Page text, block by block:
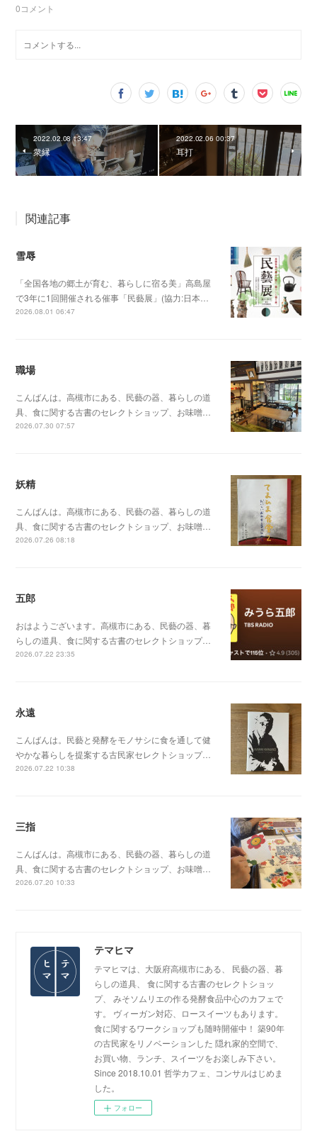
0コメント
2022.02.08 13:47
衆縁
2022.02.06 00:37
耳打
関連記事
雪辱
「全国各地の郷土が育む、暮らしに宿る美」高島屋
で3年に1回開催される催事「民藝展」(協力:日本…
2026.08.01 06:47
職場
こんばんは。高槻市にある、民藝の器、暮らしの道
具、食に関する古書のセレクトショップ、お味噌…
2026.07.30 07:57
妖精
こんばんは。高槻市にある、民藝の器、暮らしの道
具、食に関する古書のセレクトショップ、お味噌…
2026.07.26 08:18
五郎
おはようございます。高槻市にある、民藝の器、暮
らしの道具、食に関する古書のセレクトショップ…
2026.07.22 23:35
永遠
こんばんは。民藝と発酵をモノサシに食を通して健
やかな暮らしを提案する古民家セレクトショップ…
2026.07.22 10:38
三指
こんばんは。高槻市にある、民藝の器、暮らしの道
具、食に関する古書のセレクトショップ、お味噌…
2026.07.20 10:33
テマヒマ
テマヒマは、大阪府高槻市にある、 民藝の器、暮
らしの道具、 食に関する古書のセレクトショッ
プ、 みそソムリエの作る発酵食品中心のカフェで
す。 ヴィーガン対応、ロースイーツもあります。
食に関するワークショップも随時開催中！ 築90年
の古民家をリノベーションした 隠れ家的空間で、
お買い物、ランチ、スイーツをお楽しみ下さい。
Since 2018.10.01 哲学カフェ、コンサルはじめま
した。
フォロー